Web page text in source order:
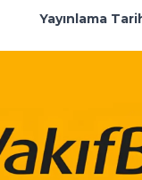
Yayınlama